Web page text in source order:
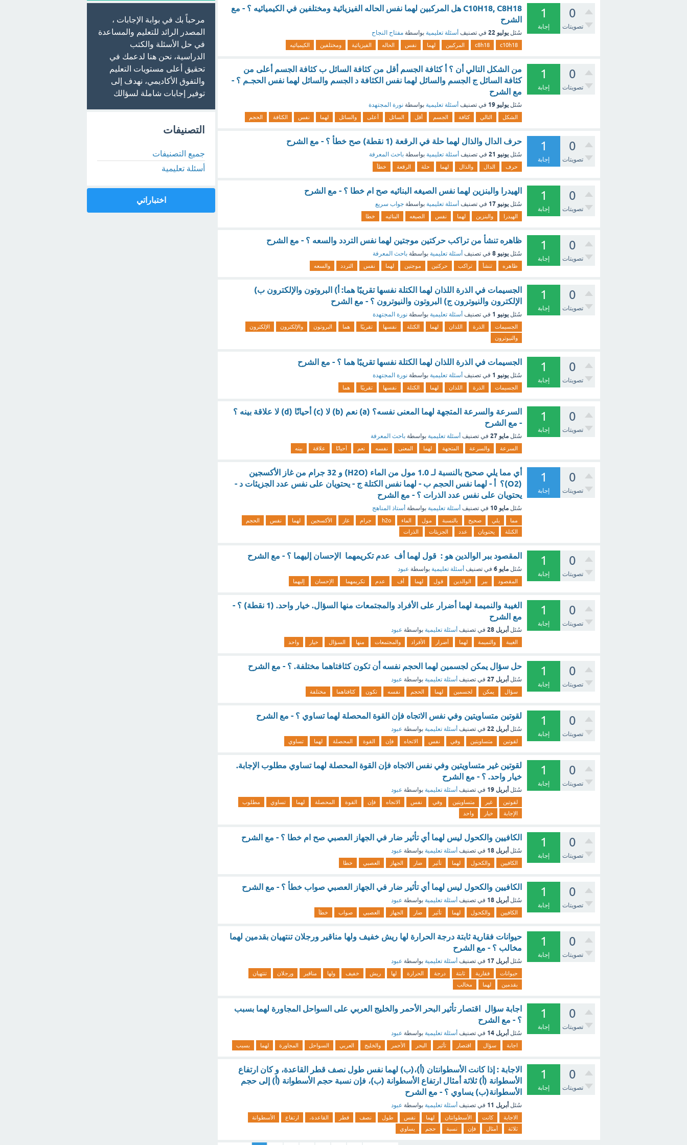
0
تصويتات
1
إجابة
C10H18, C8H18 هل المركبين لهما نفس الحاله الفيزيائية ومختلفين في الكيميائيه ؟ - مع
الشرح
سُئل يوليو 22 في تصنيف أسئلة تعليمية بواسطة مفتاح النجاح
c10h18
c8h18 المركبين لهما نفس الحاله الفيزيائية ومختلفين الكيميائيه
0
تصويتات
1
إجابة
من الشكل التالي أن ؟ أ كثافة الجسم أقل من كثافة السائل ب كثافة الجسم أعلى من
كثافة السائل ج الجسم والسائل لهما نفس الكثافة د الجسم والسائل لهما نفس الحجـم ؟ -
مع الشرح
سُئل يوليو 19 في تصنيف أسئلة تعليمية بواسطة نورة المجتهدة
الشكل التالي كثافة الجسم أقل السائل أعلى والسائل لهما نفس الكثافة الحجم
0
تصويتات
1
إجابة
حرف الدال والذال لهما حلة في الرقعة (1 نقطة) صح خطأ ؟ - مع الشرح
سُئل يونيو 21 في تصنيف أسئلة تعليمية بواسطة باحث المعرفة
حرف الدال والذال لهما حلة الرقعة خطأ
0
تصويتات
1
إجابة
الهيدرا والبنزين لهما نفس الصيغه البنائيه صح ام خطا ؟ - مع الشرح
سُئل يونيو 17 في تصنيف أسئلة تعليمية بواسطة جواب سريع
الهيدرا والبنزين لهما نفس الصيغه البنائيه خطا
0
تصويتات
1
إجابة
ظاهره تنشأ من تراكب حركتين موجتين لهما نفس التردد والسعه ؟ - مع الشرح
سُئل يونيو 8 في تصنيف أسئلة تعليمية بواسطة باحث المعرفة
ظاهره تنشأ تراكب حركتين موجتين لهما نفس التردد والسعه
0
تصويتات
1
إجابة
الجسيمات في الذرة اللذان لهما الكتلة نفسها تقريبًا هما: أ) البروتون والإلكترون ب)
الإلكترون والنيوترون ج) البروتون والنيوترون ؟ - مع الشرح
سُئل يونيو 1 في تصنيف أسئلة تعليمية بواسطة نورة المجتهدة
الجسيمات الذرة اللذان لهما الكتلة نفسها تقريبًا هما البروتون والإلكترون
الإلكترون
والنيوترون
0
تصويتات
1
إجابة
الجسيمات في الذرة اللذان لهما الكتلة نفسها تقريبًا هما ؟ - مع الشرح
سُئل يونيو 1 في تصنيف أسئلة تعليمية بواسطة نورة المجتهدة
الجسيمات الذرة اللذان لهما الكتلة نفسها تقريبًا هما
0
تصويتات
1
إجابة
السرعة والسرعة المتجهة لهما المعنى نفسه؟ (a) نعم (b) لا (c) أحيانًا (d) لا علاقة بينه ؟
- مع الشرح
سُئل مايو 27 في تصنيف أسئلة تعليمية بواسطة باحث المعرفة
السرعة والسرعة المتجهة لهما المعنى نفسه نعم أحيانًا علاقة بينه
0
تصويتات
1
إجابة
أي مما يلي صحيح بالنسبة لـ 1.0 مول من الماء (H2O) و 32 جرام من غاز الأكسجين
(O2)؟ أ - لهما نفس الحجم ب - لهما نفس الكتلة ج - يحتويان على نفس عدد الجزيئات د -
يحتويان على نفس عدد الذرات ؟ - مع الشرح
سُئل مايو 10 في تصنيف أسئلة تعليمية بواسطة أستاذ المناهج
مما يلي صحيح بالنسبة مول الماء h2o جرام غاز الأكسجين لهما نفس
الحجم
الكتلة
يحتويان عدد الجزيئات الذرات
0
تصويتات
1
إجابة
المقصود ببر الوالدين هو : قول لهما أف عدم تكريمهما الإحسان إليهما ؟ - مع الشرح
سُئل مايو 6 في تصنيف أسئلة تعليمية بواسطة عبود
المقصود ببر الوالدين قول لهما أف عدم تكريمهما الإحسان إليهما
0
تصويتات
1
إجابة
الغيبة والنميمة لهما أضرار على الأفراد والمجتمعات منها السؤال. خيار واحد. (1 نقطة) ؟ -
مع الشرح
سُئل أبريل 28 في تصنيف أسئلة تعليمية بواسطة عبود
الغيبة والنميمة لهما أضرار الأفراد والمجتمعات منها السؤال خيار واحد
0
تصويتات
1
إجابة
حل سؤال يمكن لجسمين لهما الحجم نفسه أن تكون كثافتاهما مختلفة. ؟ - مع الشرح
سُئل أبريل 27 في تصنيف أسئلة تعليمية بواسطة عبود
سؤال يمكن لجسمين لهما الحجم نفسه تكون كثافتاهما مختلفة
0
تصويتات
1
إجابة
لقوتين متساويتين وفي نفس الاتجاه فإن القوة المحصلة لهما تساوي ؟ - مع الشرح
سُئل أبريل 22 في تصنيف أسئلة تعليمية بواسطة عبود
لقوتين متساويتين وفي نفس الاتجاه فإن القوة المحصلة لهما تساوي
0
تصويتات
1
إجابة
لقوتين غير متساويتين وفي نفس الاتجاه فإن القوة المحصلة لهما تساوي مطلوب الإجابة.
خيار واحد. ؟ - مع الشرح
سُئل أبريل 19 في تصنيف أسئلة تعليمية بواسطة عبود
لقوتين غير متساويتين وفي نفس الاتجاه فإن القوة المحصلة لهما تساوي
مطلوب
الإجابة
خيار واحد
0
تصويتات
1
إجابة
الكافيين والكحول ليس لهما أي تأثير ضار في الجهاز العصبي صح ام خطا ؟ - مع الشرح
سُئل أبريل 18 في تصنيف أسئلة تعليمية بواسطة عبود
الكافيين والكحول لهما تأثير ضار الجهاز العصبي خطا
0
تصويتات
1
إجابة
الكافيين والكحول ليس لهما أي تأثير ضار في الجهاز العصبي صواب خطأ ؟ - مع الشرح
سُئل أبريل 18 في تصنيف أسئلة تعليمية بواسطة عبود
الكافيين والكحول لهما تأثير ضار الجهاز العصبي صواب خطأ
0
تصويتات
1
إجابة
حيوانات فقارية ثابتة درجة الحرارة لها ريش خفيف ولها مناقير ورجلان تنتهيان بقدمين لهما
مخالب ؟ - مع الشرح
سُئل أبريل 17 في تصنيف أسئلة تعليمية بواسطة عبود
حيوانات فقارية ثابتة درجة الحرارة لها ريش خفيف ولها مناقير ورجلان
تنتهيان
بقدمين
لهما مخالب
0
تصويتات
1
إجابة
اجابة سؤال اقتصار تأثير البحر الأحمر والخليج العربي على السواحل المجاورة لهما بسبب
؟ - مع الشرح
سُئل أبريل 14 في تصنيف أسئلة تعليمية بواسطة عبود
اجابة سؤال اقتصار تأثير البحر الأحمر والخليج العربي السواحل المجاورة لهما بسبب
0
تصويتات
1
إجابة
الاجابة : إذا كانت الأسطوانتان (أ)،(ب) لهما نفس طول نصف قطر القاعدة، و كان ارتفاع
الأسطوانة (أ) ثلاثة أمثال ارتفاع الأسطوانة (ب)، فإن نسبة حجم الأسطوانة (أ) إلى حجم
الأسطوانة(ب) يساوي ؟ - مع الشرح
سُئل أبريل 11 في تصنيف أسئلة تعليمية بواسطة عبود
الاجابة كانت الأسطوانتان لهما نفس طول نصف قطر القاعدة، ارتفاع
الأسطوانة
ثلاثة
أمثال فإن نسبة حجم يساوي
مرحباً بك في بوابة الإجابات ،
المصدر الرائد للتعليم والمساعدة
في حل الأسئلة والكتب
الدراسية، نحن هنا لدعمك في
تحقيق أعلى مستويات التعليم
والتفوق الأكاديمي، نهدف إلى
توفير إجابات شاملة لسؤالك
التصنيفات
جميع التصنيفات
أسئلة تعليمية
اختباراتي